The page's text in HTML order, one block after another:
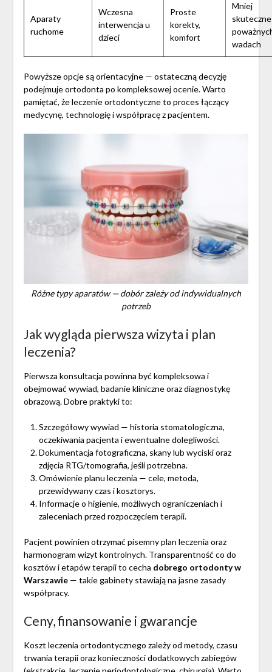
Aparaty
ruchome
Wczesna
interwencja u
dzieci
Proste
korekty,
komfort
Mniej
wadach
Powyższe opcje są orientacyjne — ostateczną decyzję
podejmuje ortodonta po kompleksowej ocenie. Warto
pamiętać, że leczenie ortodontyczne to proces łączący
medycynę, technologię i współpracę z pacjentem.
Różne typy aparatów — dobór zależy od indywidualnych
potrzeb
Jak wygląda pierwsza wizyta i plan
leczenia?
Pierwsza konsultacja powinna być kompleksowa i
obejmować wywiad, badanie kliniczne oraz diagnostykę
obrazową. Dobre praktyki to:
Szczegółowy wywiad — historia stomatologiczna,
oczekiwania pacjenta i ewentualne dolegliwości.
Dokumentacja fotograficzna, skany lub wyciski oraz
zdjęcia RTG/tomografia, jeśli potrzebna.
Omówienie planu leczenia — cele, metoda,
przewidywany czas i kosztorys.
Informacje o higienie, możliwych ograniczeniach i
zaleceniach przed rozpoczęciem terapii.
Pacjent powinien otrzymać pisemny plan leczenia oraz
harmonogram wizyt kontrolnych. Transparentność co do
kosztów i etapów terapii to cecha dobrego ortodonty w
Warszawie— takie gabinety stawiają na jasne zasady
współpracy.
Ceny, finansowanie i gwarancje
Koszt leczenia ortodontycznego zależy od metody, czasu
trwania terapii oraz konieczności dodatkowych zabiegów